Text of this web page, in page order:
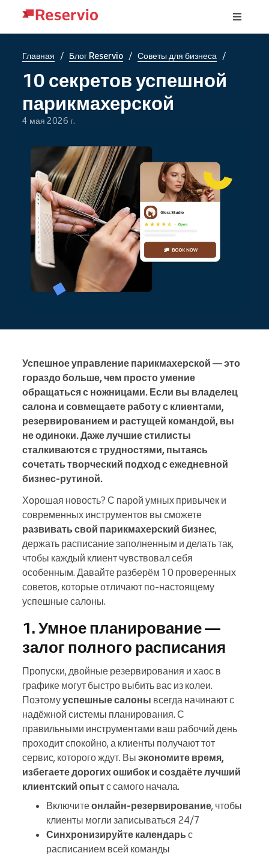
Главная / Блог Reservio / Советы для бизнеса /
10 секретов успешной
парикмахерской
4 мая 2026 г.
Успешное управление парикмахерской — это
гораздо больше, чем просто умение
обращаться с ножницами. Если вы владелец
салона и совмещаете работу с клиентами,
резервированием и растущей командой, вы
не одиноки. Даже лучшие стилисты
сталкиваются с трудностями, пытаясь
сочетать творческий подход с ежедневной
бизнес-рутиной.
Хорошая новость? С парой умных привычек и
современных инструментов вы сможете
развивать свой парикмахерский бизнес,
держать расписание заполненным и делать так,
чтобы каждый клиент чувствовал себя
особенным. Давайте разберём 10 проверенных
советов, которые отличают по-настоящему
успешные салоны.
1. Умное планирование —
залог полного расписания
Пропуски, двойные резервирования и хаос в
графике могут быстро выбить вас из колеи.
Поэтомууспешные салоны всегда начинают с
надёжной системы планирования. С
правильными инструментами ваш рабочий день
проходит спокойно, а клиенты получают тот
сервис, которого ждут. Вы экономите время,
избегаете дорогих ошибок и создаёте лучший
клиентский опытс самого начала.
Включитеонлайн-резервирование, чтобы
клиенты могли записываться 24/7
Синхронизируйте календарь с
расписанием всей команды